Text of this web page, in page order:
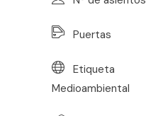
Puertas
Etiqueta
Medioambiental